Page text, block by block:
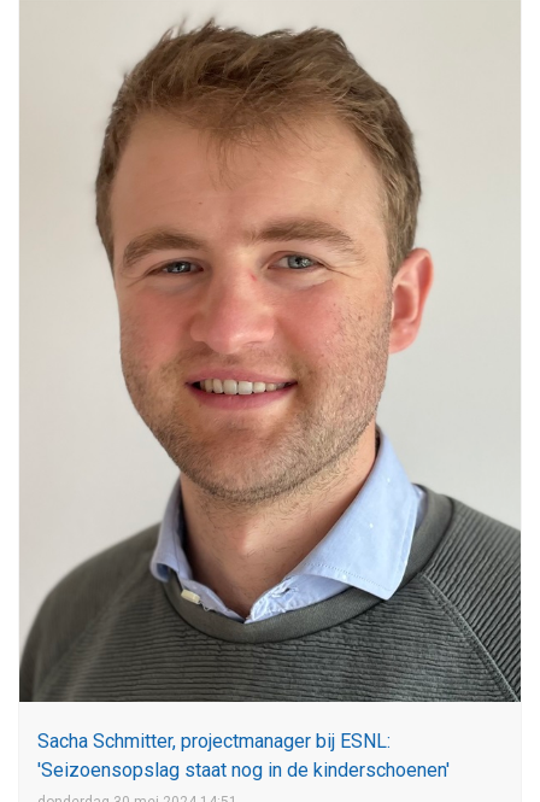
Sacha Schmitter, projectmanager bij ESNL:
'Seizoensopslag staat nog in de kinderschoenen'